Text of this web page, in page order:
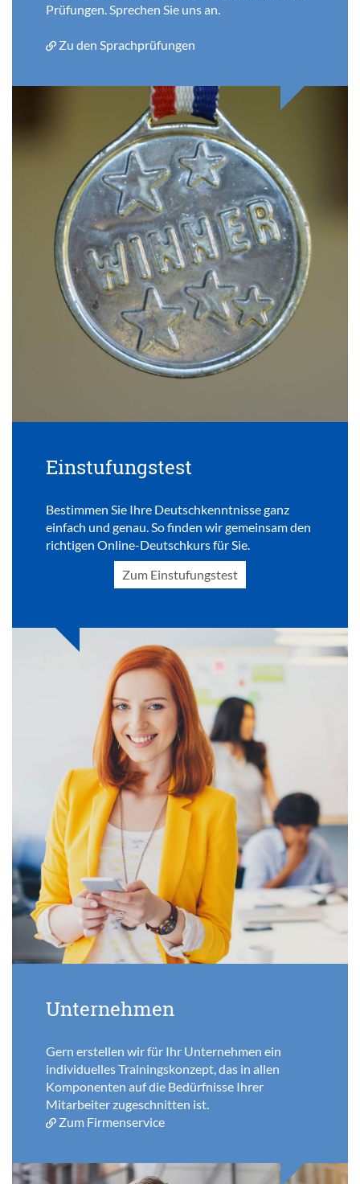
Prüfungen. Sprechen Sie uns an.
Zu den Sprachprüfungen
Einstufungstest
Bestimmen Sie Ihre Deutschkenntnisse ganz
einfach und genau. So finden wir gemeinsam den
richtigen Online-Deutschkurs für Sie.
Zum Einstufungstest
Unternehmen
Gern erstellen wir für Ihr Unternehmen ein
individuelles Trainingskonzept, das in allen
Komponenten auf die Bedürfnisse Ihrer
Mitarbeiter zugeschnitten ist.
Zum Firmenservice